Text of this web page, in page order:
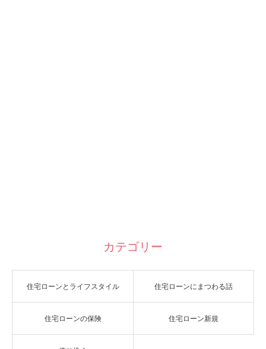
カテゴリー
住宅ローンとライフスタイル 住宅ローンにまつわる話
住宅ローンの保険 住宅ローン新規